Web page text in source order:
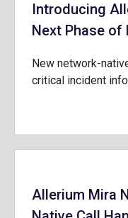
Introducing
Next Phase of
New network-
critical incident
Allerium Mira